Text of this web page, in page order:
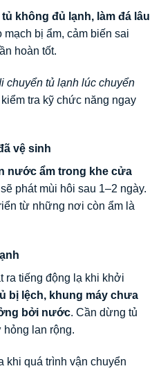
tủ không đủ lạnh, làm đá lâu
mạch bị ẩm, cảm biến sai
hoàn tốt.
chuyển tủ lạnh lúc chuyển
tra kỹ chức năng ngay
vệ sinh
nước ẩm trong khe cửa
phát mùi hôi sau 1–2 ngày.
từ những nơi còn ẩm là
ra tiếng động lạ khi khởi
bị lệch, khung máy chưa
bởi nước. Cần dừng tủ
hỏng lan rộng.
khi quá trình vận chuyển